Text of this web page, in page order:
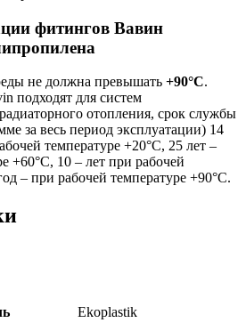
фитингов Вавин
не должна превышать +90°C.
подходят для систем
отопления, срок службы
за весь период эксплуатации) 14
температуре +20°С, 25 лет –
+60°С, 10 – лет при рабочей
– при рабочей температуре +90°С.
Ekoplastik